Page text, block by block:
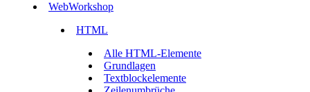
WebWorkshop
HTML
Alle HTML-Elemente
Grundlagen
Textblockelemente